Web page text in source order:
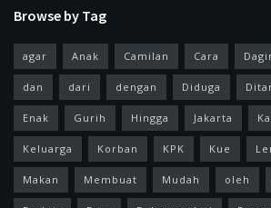
Browse by Tag
agar Anak Camilan Cara
dan dari dengan Diduga
Enak Gurih Hingga Jakarta
Keluarga Korban KPK Kue
Makan Membuat Mudah oleh